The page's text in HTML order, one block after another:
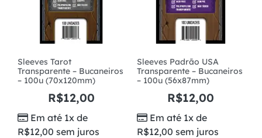
Sleeves Tarot
Transparente – Bucaneiros
– 100u (70x120mm)
R$12,00
Em até 1x de
R$12,00 sem juros
Sleeves Padrão USA
Transparente – Bucaneiros
– 100u (56x87mm)
R$12,00
Em até 1x de
R$12,00 sem juros